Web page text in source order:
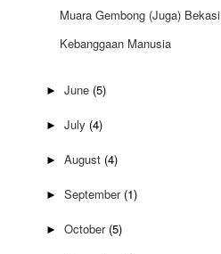
Muara Gembong (Juga) Bekasi
Kebanggaan Manusia
► June (5)
► July (4)
► August (4)
► September (1)
► October (5)